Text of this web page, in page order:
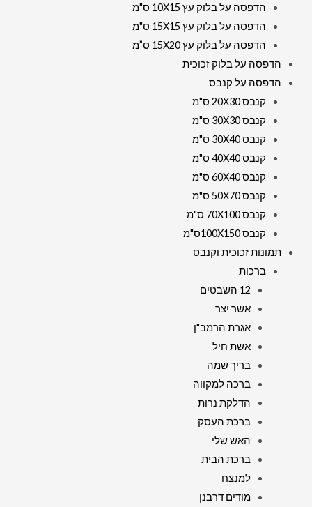
הדפסה על בלוק עץ 10X15 ס"מ
הדפסה על בלוק עץ 15X15 ס"מ
הדפסה על בלוק עץ 15X20 ס”מ
הדפסה על בלוק זכוכית
הדפסה על קנבס
קנבס 20X30 ס"מ
קנבס 30X30 ס"מ
קנבס 30X40 ס"מ
קנבס 40X40 ס"מ
קנבס 60X40 ס"מ
קנבס 50X70 ס"מ
קנבס 70X100 ס"מ
קנבס 100X150ס"מ
תמונות זכוכית וקנבס
ברכות
12 השבטים
אשר יצר
אגרת הרמב"ן
אשת חיל
בריך שמה
ברכה למקווה
הדלקת נרות
ברכת העסק
האש שלי
ברכת הבית
למנצח
מודים דרבנן